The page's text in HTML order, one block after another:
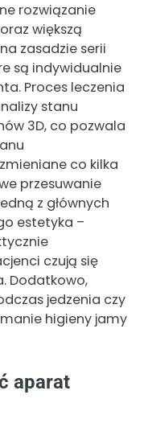
rozwiązanie
większą
zasadzie serii
są indywidualnie
Proces leczenia
stanu
3D, co pozwala
co kilka
przesuwanie
z głównych
estetyka –
czują się
Dodatkowo,
jedzenia czy
higieny jamy
aparat